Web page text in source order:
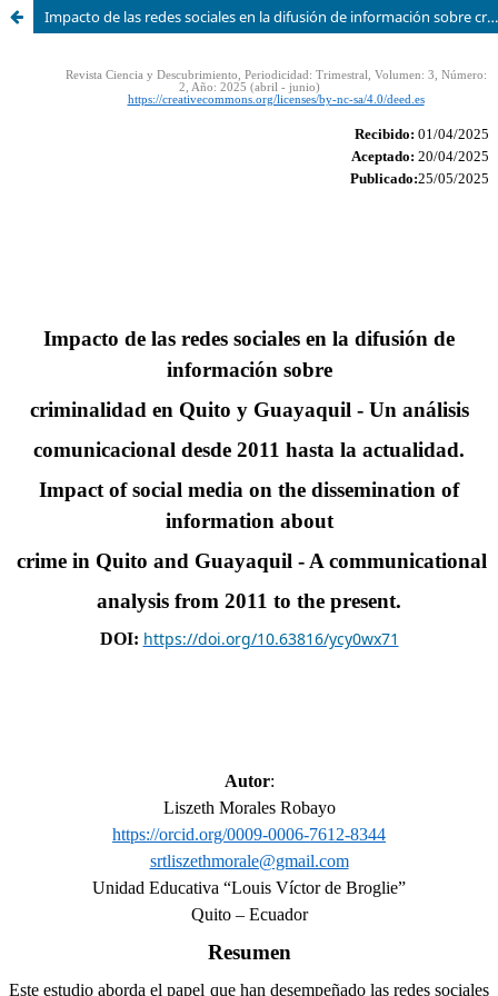
Impacto de las redes sociales en la difusión de información sobre criminalidad en Quito y Guayaquil